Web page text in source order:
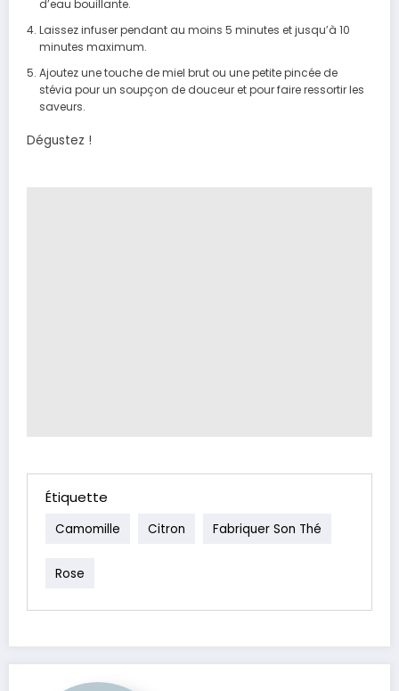
d’eau bouillante.
Laissez infuser pendant au moins 5 minutes et jusqu’à 10
minutes maximum.
Ajoutez une touche de miel brut ou une petite pincée de
stévia pour un soupçon de douceur et pour faire ressortir les
saveurs.
Dégustez !
Étiquette
Camomille Citron Fabriquer Son Thé
Rose